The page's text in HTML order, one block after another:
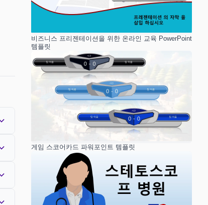
비즈니스 프리젠테이션을 위한 온라인 교육 PowerPoint
템플릿
게임 스코어카드 파워포인트 템플릿